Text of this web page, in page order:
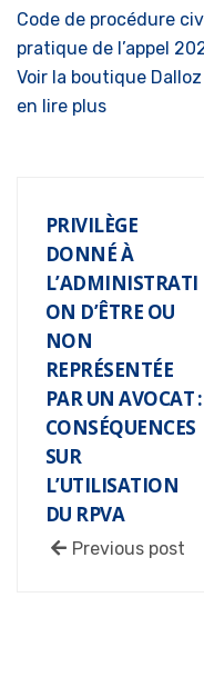
Code de procédure
pratique de l’appel
Voir la boutique Dalloz
en lire plus
PRIVILÈGE
DONNÉ À
L’ADMINISTRATI
ON D’ÊTRE OU
NON
REPRÉSENTÉE
PAR UN AVOCAT :
CONSÉQUENCES
SUR
L’UTILISATION
DU RPVA
Previous post